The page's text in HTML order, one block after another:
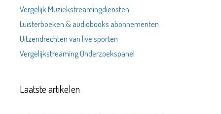
Vergelijk Muziekstreamingdiensten
Luisterboeken & audiobooks abonnementen
Uitzendrechten van live sporten
Vergelijkstreaming Onderzoekspanel
Laatste artikelen